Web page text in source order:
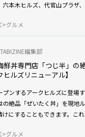
本木ヒルズ、代官山プラザ
グルメ
TABIZINE編集部
鮮丼専門店「つじ半」の
ルズリニューアル】
プンするアークヒルズに登場
の絶品「ぜいたく丼」を現地
けにすることもできます。こ
グルメ